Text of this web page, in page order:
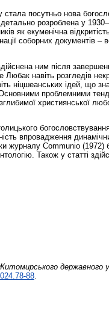
стала посутньо нова
розроблена у
як екуменічна
соборних документів –
ним після
навіть розгледів
ніцшеанських ідей, що
Основними проблемними
християнської
впровадження
журналу Communio
Також у статті
державного
88.